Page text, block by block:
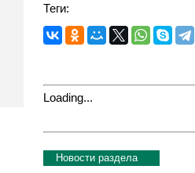
Теги:
Loading...
Новости раздела